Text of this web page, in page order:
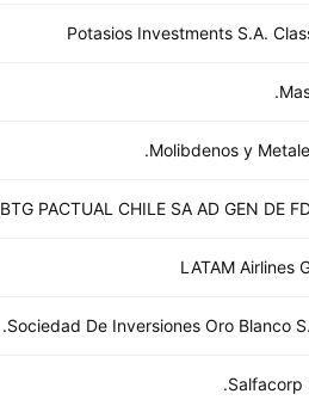
Potasios Investments S.A.
Molibdenos y
BTG PACTUAL CHILE SA AD GEN DE
LATAM Airlines
Sociedad De Inversiones Oro Blanco
Salfacorp